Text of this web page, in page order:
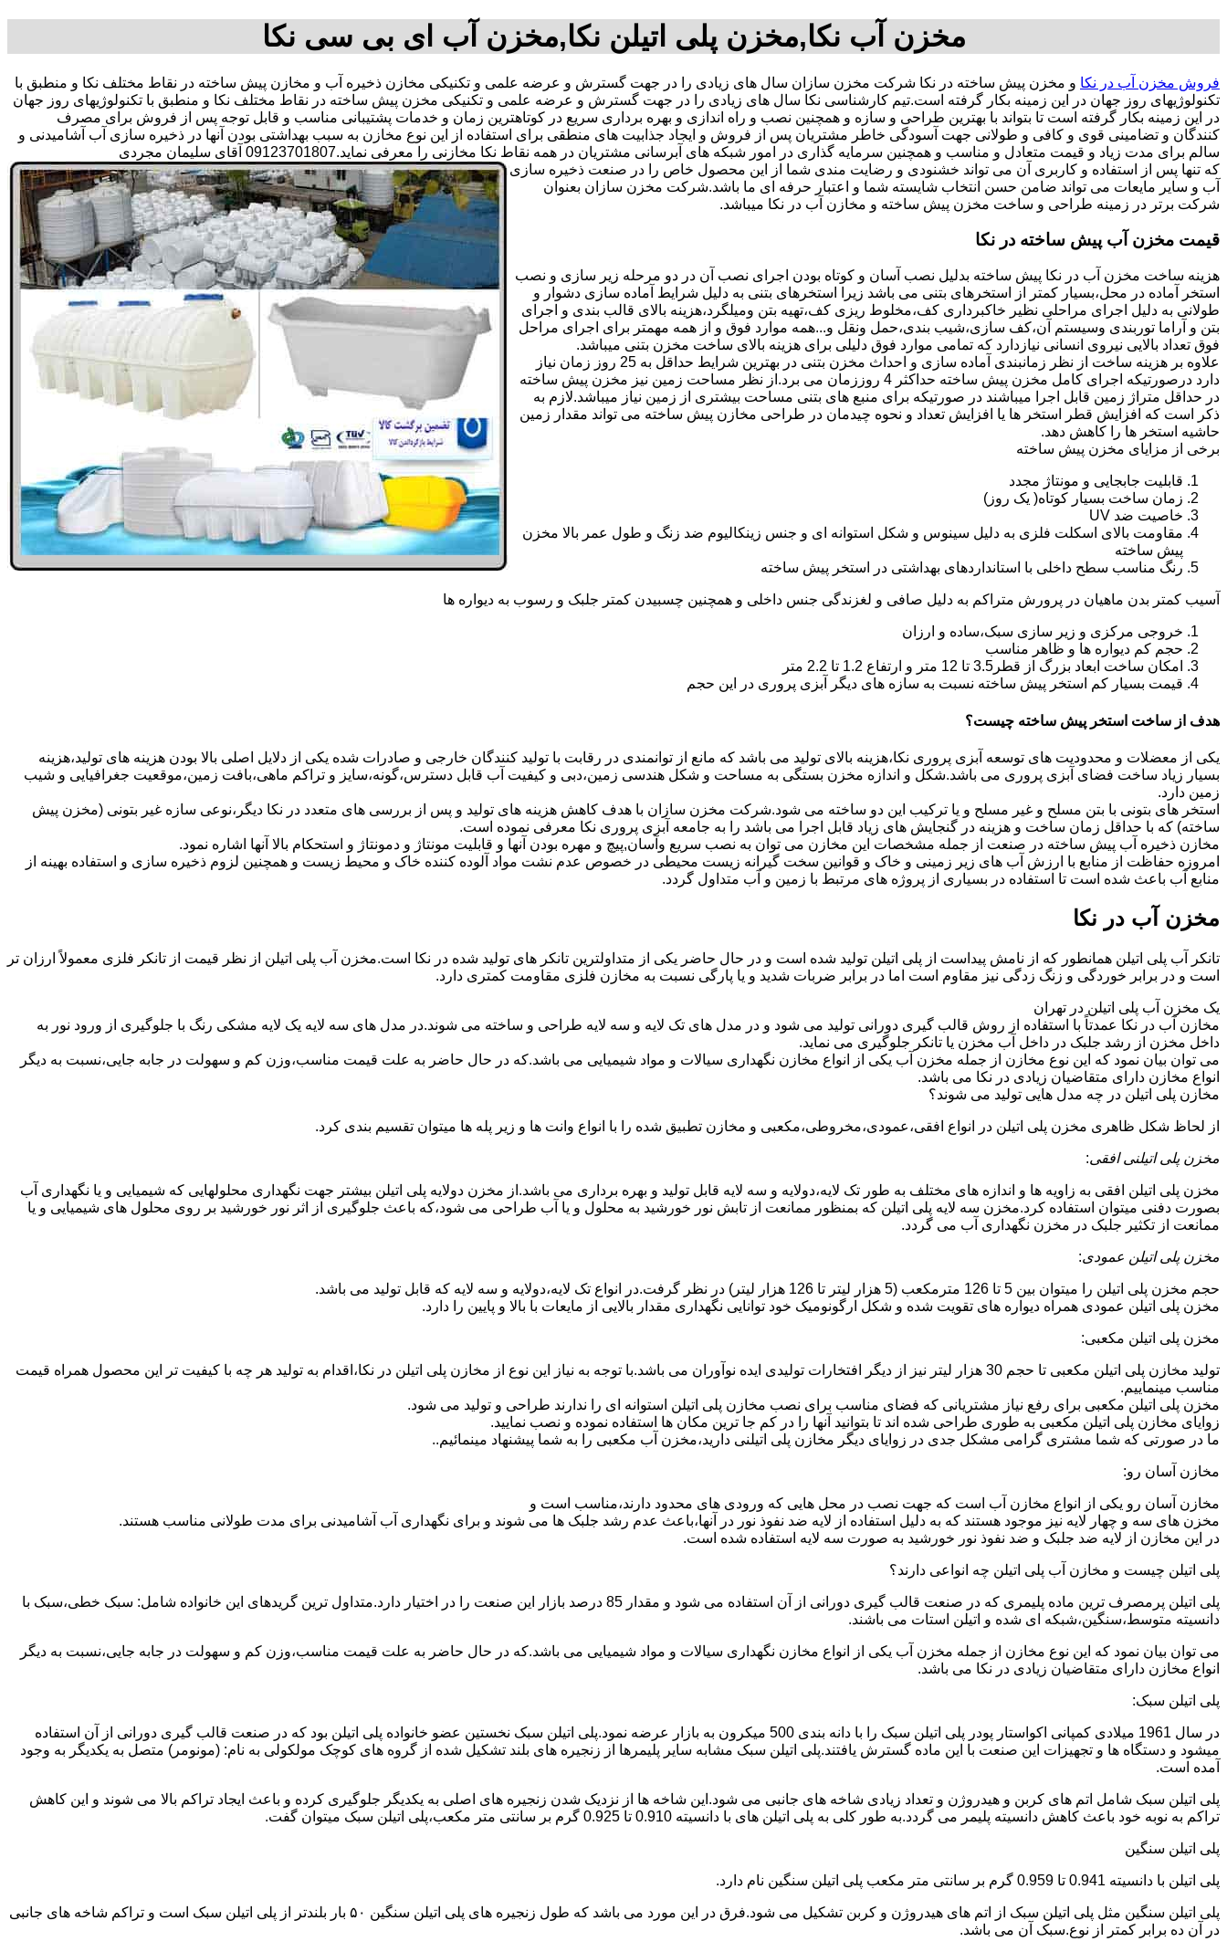
مخزن آب نکا,مخزن پلی اتیلن نکا,مخزن آب ای بی سی نکا
فروش مخزن آب در نکا و مخزن پیش ساخته در نکا شرکت مخزن سازان سال های زیادی را در جهت گسترش و عرضه علمی و تکنیکی مخازن ذخیره آب و مخازن پیش ساخته در نقاط مختلف نکا و منطبق با
تکنولوژیهای روز جهان در این زمینه بکار گرفته است.تیم کارشناسی نکا سال های زیادی را در جهت گسترش و عرضه علمی و تکنیکی مخزن پیش ساخته در نقاط مختلف نکا و منطبق با تکنولوژیهای روز جهان
در این زمینه بکار گرفته است تا بتواند با بهترین طراحی و سازه و همچنین نصب و راه اندازی و بهره برداری سریع در کوتاهترین زمان و خدمات پشتیبانی مناسب و قابل توجه پس از فروش برای مصرف
کنندگان و تضامینی قوی و کافی و طولانی جهت آسودگی خاطر مشتریان پس از فروش و ایجاد جذابیت های منطقی برای استفاده از این نوع مخازن به سبب بهداشتی بودن آنها در ذخیره سازی آب آشامیدنی و
سالم برای مدت زیاد و قیمت متعادل و مناسب و همچنین سرمایه گذاری در امور شبکه های آبرسانی مشتریان در همه نقاط نکا مخازنی را معرفی نماید.09123701807 آقای سلیمان مجردی
که تنها پس از استفاده و کاربری آن می تواند خشنودی و رضایت مندی شما از این محصول خاص را در صنعت ذخیره سازی
آب و سایر مایعات می تواند ضامن حسن انتخاب شایسته شما و اعتبار حرفه ای ما باشد.شرکت مخزن سازان بعنوان
شرکت برتر در زمینه طراحی و ساخت مخزن پیش ساخته و مخازن آب در نکا میباشد.
قیمت مخزن آب پیش ساخته در نکا
هزینه ساخت مخزن آب در نکا پیش ساخته بدلیل نصب آسان و کوتاه بودن اجرای نصب آن در دو مرحله زیر سازی و نصب
استخر آماده در محل،بسیار کمتر از استخرهای بتنی می باشد زیرا استخرهای بتنی به دلیل شرایط آماده سازی دشوار و
طولانی به دلیل اجرای مراحلی نظیر خاکبرداری کف،مخلوط ریزی کف،تهیه بتن ومیلگرد،هزینه بالای قالب بندی و اجرای
بتن و آراما توربندی وسیستم آن،کف سازی،شیب بندی،حمل ونقل و...همه موارد فوق و از همه مهمتر برای اجرای مراحل
فوق تعداد بالایی نیروی انسانی نیازدارد که تمامی موارد فوق دلیلی برای هزینه بالای ساخت مخزن بتنی میباشد.
علاوه بر هزینه ساخت از نظر زمانبندی آماده سازی و احداث مخزن بتنی در بهترین شرایط حداقل به 25 روز زمان نیاز
دارد درصورتیکه اجرای کامل مخزن پیش ساخته حداکثر 4 روززمان می برد.از نظر مساحت زمین نیز مخزن پیش ساخته
در حداقل متراژ زمین قابل اجرا میباشند در صورتیکه برای منبع های بتنی مساحت بیشتری از زمین نیاز میباشد.لازم به
ذکر است که افزایش قطر استخر ها یا افزایش تعداد و نحوه چیدمان در طراحی مخازن پیش ساخته می تواند مقدار زمین
حاشیه استخر ها را کاهش دهد.
برخی از مزایای مخزن پیش ساخته
قابلیت جابجایی و مونتاژ مجدد
زمان ساخت بسیار کوتاه( یک روز)
خاصیت ضد UV
مقاومت بالای اسکلت فلزی به دلیل سینوس و شکل استوانه ای و جنس زینکالیوم ضد زنگ و طول عمر بالا مخزن
پیش ساخته
رنگ مناسب سطح داخلی با استانداردهای بهداشتی در استخر پیش ساخته
آسیب کمتر بدن ماهیان در پرورش متراکم به دلیل صافی و لغزندگی جنس داخلی و همچنین چسبیدن کمتر جلبک و رسوب به دیواره ها
خروجی مرکزی و زیر سازی سبک،ساده و ارزان
حجم کم دیواره ها و ظاهر مناسب
امکان ساخت ابعاد بزرگ از قطر3.5 تا 12 متر و ارتفاع 1.2 تا 2.2 متر
قیمت بسیار کم استخر پیش ساخته نسبت به سازه های دیگر آبزی پروری در این حجم
هدف از ساخت استخر پیش ساخته چیست؟
یکی از معضلات و محدودیت های توسعه آبزی پروری نکا،هزینه بالای تولید می باشد که مانع از توانمندی در رقابت با تولید کنندگان خارجی و صادرات شده یکی از دلایل اصلی بالا بودن هزینه های تولید،هزینه
بسیار زیاد ساخت فضای آبزی پروری می باشد.شکل و اندازه مخزن بستگی به مساحت و شکل هندسی زمین،دبی و کیفیت آب قابل دسترس،گونه،سایز و تراکم ماهی،بافت زمین،موقعیت جغرافیایی و شیب
زمین دارد.
استخر های بتونی با بتن مسلح و غیر مسلح و یا ترکیب این دو ساخته می شود.شرکت مخزن سازان با هدف کاهش هزینه های تولید و پس از بررسی های متعدد در نکا دیگر،نوعی سازه غیر بتونی (مخزن پیش
ساخته) که با حداقل زمان ساخت و هزینه در گنجایش های زیاد قابل اجرا می باشد را به جامعه آبزی پروری نکا معرفی نموده است.
مخازن ذخیره آب پیش ساخته در صنعت از جمله مشخصات این مخازن می توان به نصب سریع وآسان,پیچ و مهره بودن آنها و قابلیت مونتاژ و دمونتاژ و استحکام بالا آنها اشاره نمود.
امروزه حفاظت از منابع با ارزش آب های زیر زمینی و خاک و قوانین سخت گیرانه زیست محیطی در خصوص عدم نشت مواد آلوده کننده خاک و محیط زیست و همچنین لزوم ذخیره سازی و استفاده بهینه از
منابع آب باعث شده است تا استفاده در بسیاری از پروژه های مرتبط با زمین و آب متداول گردد.
مخزن آب در نکا
تانکر آب پلی اتیلن همانطور که از نامش پیداست از پلی اتیلن تولید شده است و در حال حاضر یکی از متداولترین تانکر های تولید شده در نکا است.مخزن آب پلی اتیلن از نظر قیمت از تانکر فلزی معمولاً ارزان تر
است و در برابر خوردگی و زنگ زدگی نیز مقاوم است اما در برابر ضربات شدید و یا پارگی نسبت به مخازن فلزی مقاومت کمتری دارد.
یک مخزن آب پلی اتیلن در تهران
مخازن آب در نکا عمدتاً با استفاده از روش قالب گیری دورانی تولید می شود و در مدل های تک لایه و سه لایه طراحی و ساخته می شوند.در مدل های سه لایه یک لایه مشکی رنگ با جلوگیری از ورود نور به
داخل مخزن از رشد جلبک در داخل آب مخزن یا تانکر جلوگیری می نماید.
می توان بیان نمود که این نوع مخازن از جمله مخزن آب یکی از انواع مخازن نگهداری سیالات و مواد شیمیایی می باشد.که در حال حاضر به علت قیمت مناسب،وزن کم و سهولت در جابه جایی،نسبت به دیگر
انواع مخازن دارای متقاضیان زیادی در نکا می باشد.
مخازن پلی اتیلن در چه مدل هایی تولید می شوند؟
از لحاظ شکل ظاهری مخزن پلی اتیلن در انواع افقی،عمودی،مخروطی،مکعبی و مخازن تطبیق شده را با انواع وانت ها و زیر پله ها میتوان تقسیم بندی کرد.
مخزن پلی اتیلنی افقی:
مخزن پلی اتیلن افقی به زاویه ها و اندازه های مختلف به طور تک لایه،دولایه و سه لایه قابل تولید و بهره برداری می باشد.از مخزن دولایه پلی اتیلن بیشتر جهت نگهداری محلولهایی که شیمیایی و یا نگهداری آب
بصورت دفنی میتوان استفاده کرد.مخزن سه لایه پلی اتیلن که بمنظور ممانعت از تابش نور خورشید به محلول و یا آب طراحی می شود،که باعث جلوگیری از اثر نور خورشید بر روی محلول های شیمیایی و یا
ممانعت از تکثیر جلبک در مخزن نگهداری آب می گردد.
مخزن پلی اتیلن عمودی:
حجم مخزن پلی اتیلن را میتوان بین 5 تا 126 مترمکعب (5 هزار لیتر تا 126 هزار لیتر) در نظر گرفت.در انواع تک لایه،دولایه و سه لایه که قابل تولید می باشد.
مخزن پلی اتیلن عمودی همراه دیواره های تقویت شده و شکل ارگونومیک خود توانایی نگهداری مقدار بالایی از مایعات با بالا و پایین را دارد.
مخزن پلی اتیلن مکعبی:
تولید مخازن پلی اتیلن مکعبی تا حجم 30 هزار لیتر نیز از دیگر افتخارات تولیدی ایده نوآوران می باشد.با توجه به نیاز این نوع از مخازن پلی اتیلن در نکا،اقدام به تولید هر چه با کیفیت تر این محصول همراه قیمت
مناسب مینماییم.
مخزن پلی اتیلن مکعبی برای رفع نیاز مشتریانی که فضای مناسب برای نصب مخازن پلی اتیلن استوانه ای را ندارند طراحی و تولید می شود.
زوایای مخازن پلی اتیلن مکعبی به طوری طراحی شده اند تا بتوانید آنها را در کم جا ترین مکان ها استفاده نموده و نصب نمایید.
ما در صورتی که شما مشتری گرامی مشکل جدی در زوایای دیگر مخازن پلی اتیلنی دارید،مخزن آب مکعبی را به شما پیشنهاد مینمائیم..
مخازن آسان رو:
مخازن آسان رو یکی از انواع مخازن آب است که جهت نصب در محل هایی که ورودی های محدود دارند،مناسب است و
مخزن های سه و چهار لایه نیز موجود هستند که به دلیل استفاده از لایه ضد نفوذ نور در آنها،باعث عدم رشد جلبک ها می شوند و برای نگهداری آب آشامیدنی برای مدت طولانی مناسب هستند.
در این مخازن از لایه ضد جلبک و ضد نفوذ نور خورشید به صورت سه لایه استفاده شده است.
پلی اتیلن چیست و مخازن آب پلی اتیلن چه انواعی دارند؟
پلی اتیلن پرمصرف ترین ماده پلیمری که در صنعت قالب گیری دورانی از آن استفاده می شود و مقدار 85 درصد بازار این صنعت را در اختیار دارد.متداول ترین گریدهای این خانواده شامل: سبک خطی،سبک با
دانسیته متوسط،سنگین،شبکه ای شده و اتیلن استات می باشند.
می توان بیان نمود که این نوع مخازن از جمله مخزن آب یکی از انواع مخازن نگهداری سیالات و مواد شیمیایی می باشد.که در حال حاضر به علت قیمت مناسب،وزن کم و سهولت در جابه جایی،نسبت به دیگر
انواع مخازن دارای متقاضیان زیادی در نکا می باشد.
پلی اتیلن سبک:
در سال 1961 میلادی کمپانی اکواستار پودر پلی اتیلن سبک را با دانه بندی 500 میکرون به بازار عرضه نمود.پلی اتیلن سبک نخستین عضو خانواده پلی اتیلن بود که در صنعت قالب گیری دورانی از آن استفاده
میشود و دستگاه ها و تجهیزات این صنعت با این ماده گسترش یافتند.پلی اتیلن سبک مشابه سایر پلیمرها از زنجیره های بلند تشکیل شده از گروه های کوچک مولکولی به نام: (مونومر) متصل به یکدیگر به وجود
آمده است.
پلی اتیلن سبک شامل اتم های کربن و هیدروژن و تعداد زیادی شاخه های جانبی می شود.این شاخه ها از نزدیک شدن زنجیره های اصلی به یکدیگر جلوگیری کرده و باعث ایجاد تراکم بالا می شوند و این کاهش
تراکم به نوبه خود باعث کاهش دانسیته پلیمر می گردد.به طور کلی به پلی اتیلن های با دانسیته 0.910 تا 0.925 گرم بر سانتی متر مکعب،پلی اتیلن سبک میتوان گفت.
پلی اتیلن سنگین
پلی اتیلن با دانسیته 0.941 تا 0.959 گرم بر سانتی متر مکعب پلی اتیلن سنگین نام دارد.
پلی اتیلن سنگین مثل پلی اتیلن سبک از اتم های هیدروژن و کربن تشکیل می شود.فرق در این مورد می باشد که طول زنجیره های پلی اتیلن سنگین ۵۰ بار بلندتر از پلی اتیلن سبک است و تراکم شاخه های جانبی
در آن ده برابر کمتر از نوع.سبک آن می باشد.